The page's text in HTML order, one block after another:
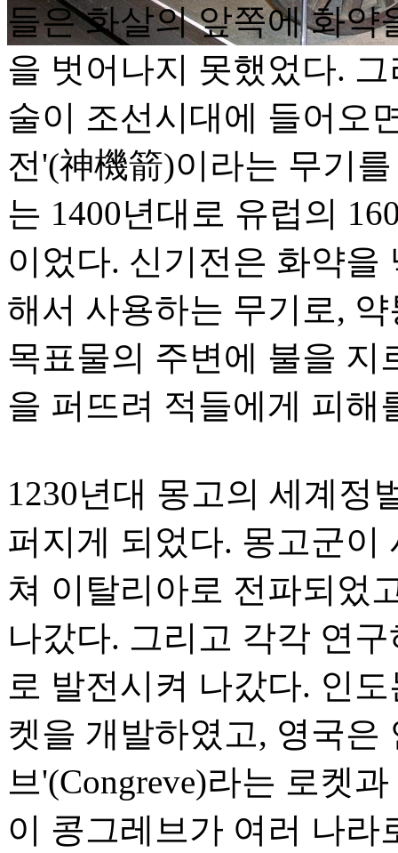
들은 화살의 앞쪽에 화약
을 벗어나지 못했었다.
술이 조선시대에 들어오
전'(神機箭)이라는 무기
는 1400년대로 유럽의
이었다. 신기전은 화약을
해서 사용하는 무기로,
목표물의 주변에 불을 지
을 퍼뜨려 적들에게 피해
1230년대 몽고의 세계정
퍼지게 되었다. 몽고군이
쳐 이탈리아로 전파되었
나갔다. 그리고 각각 연
로 발전시켜 나갔다. 인
켓을 개발하였고, 영국은
브'(Congreve)라는 로켓
이 콩그레브가 여러 나